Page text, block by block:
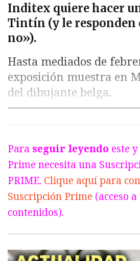
Inditex quiere hacer
Tintín (y le responden
no»).
Hasta mediados de
exposición muestra en
del dibujante belga.
Para seguir leyendo este
Prime necesita una
PRIME. Clique aquí para
Suscripción Prime (acceso
contenidos).